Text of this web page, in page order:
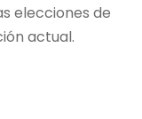
elecciones de
actual.